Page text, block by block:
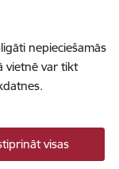
nepieciešamās
vietnē var tikt
visas